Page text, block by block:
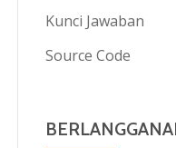
Kunci Jawaban
Source Code